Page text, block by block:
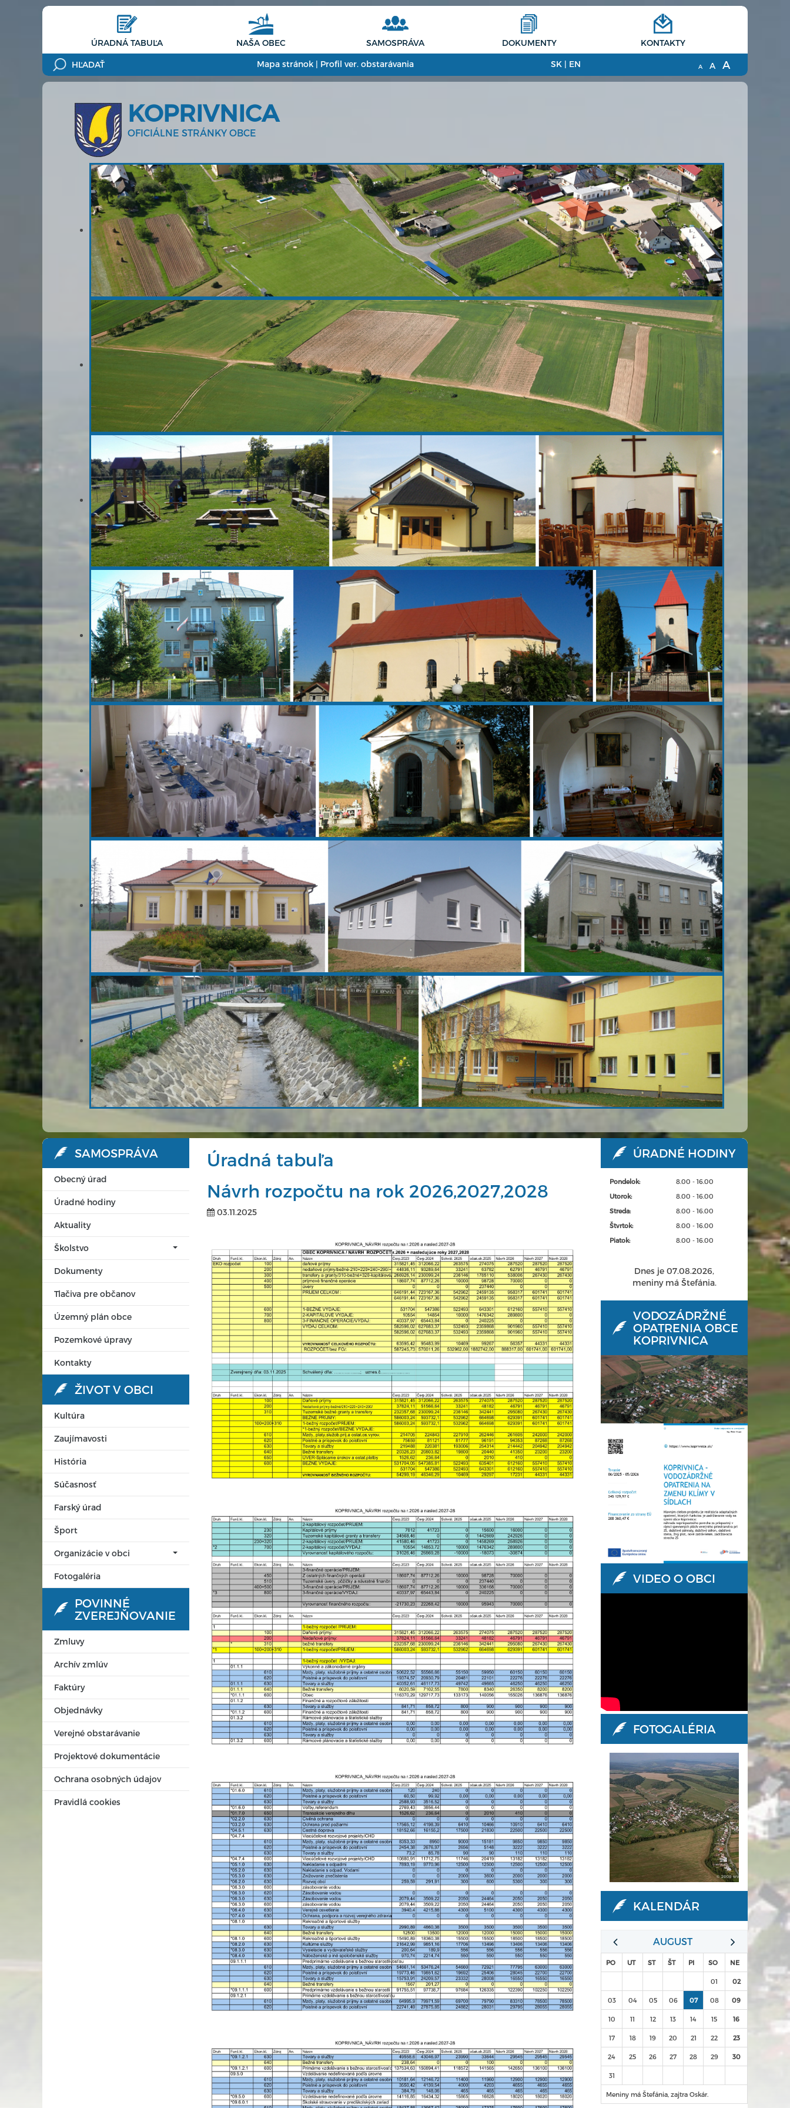
ÚRADNÁ TABUĽA NAŠA OBEC SAMOSPRÁVA DOKUMENTY KONTAKTY
Mapa stránok | Profil ver. obstarávania SK | EN A A A
KOPRIVNICA
OFICIÁLNE STRÁNKY OBCE
SAMOSPRÁVA
Obecný úrad
Úradné hodiny
Aktuality
Školstvo
Dokumenty
Tlačiva pre občanov
Územný plán obce
Pozemkové úpravy
Kontakty
ŽIVOT V OBCI
Kultúra
Zaujímavosti
História
Súčasnosť
Farský úrad
Šport
Organizácie v obci
Fotogaléria
POVINNÉ
ZVEREJŇOVANIE
Zmluvy
Archív zmlúv
Faktúry
Objednávky
Verejné obstarávanie
Projektové dokumentácie
Ochrana osobných údajov
Pravidlá cookies
Úradná tabuľa
Návrh rozpočtu na rok 2026,2027,2028
03.11.2025
ÚRADNÉ HODINY
Pondelok:
8.00 - 16.00
Utorok:
8.00 - 16.00
Streda:
8.00 - 16.00
Štvrtok:
8.00 - 16.00
Piatok:
8.00 - 16.00
Dnes je 07.08.2026,
meniny má Štefánia.
VODOZÁDRŽNÉ
OPATRENIA OBCE
KOPRIVNICA
VIDEO O OBCI
FOTOGALÉRIA
KALENDÁR
AUGUST
PO UT ST ŠT PI SO NE
01 02
03 04 05 06 07 08 09
10 11 12 13 14 15 16
17 18 19 20 21 22 23
24 25 26 27 28 29 30
31
Meniny má Štefánia, zajtra Oskár.